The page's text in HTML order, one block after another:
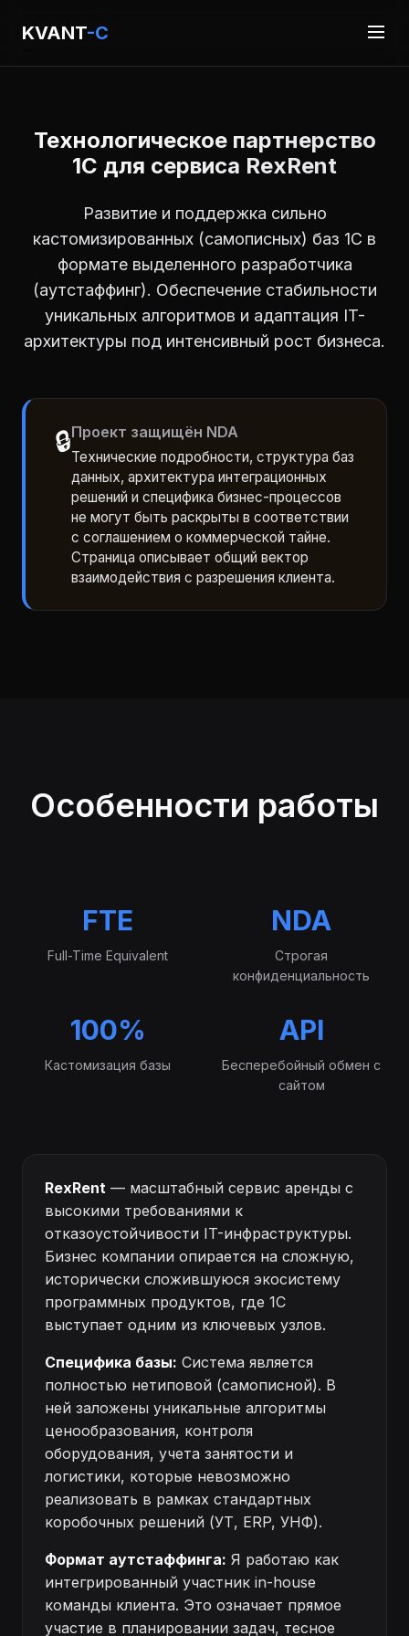
KVANT-C
Технологическое партнерство
1С для сервиса RexRent
Развитие и поддержка сильно
кастомизированных (самописных) баз 1С в
формате выделенного разработчика
(аутстаффинг). Обеспечение стабильности
уникальных алгоритмов и адаптация IT-
архитектуры под интенсивный рост бизнеса.
🔒Проект защищён NDA
Технические подробности, структура баз
данных, архитектура интеграционных
решений и специфика бизнес-процессов
не могут быть раскрыты в соответствии
с соглашением о коммерческой тайне.
Страница описывает общий вектор
взаимодействия с разрешения клиента.
Особенности работы
FTE
Full-Time Equivalent
NDA
Строгая
конфиденциальность
100%
Кастомизация базы
API
Бесперебойный обмен с
сайтом
RexRent — масштабный сервис аренды с
высокими требованиями к
отказоустойчивости IT-инфраструктуры.
Бизнес компании опирается на сложную,
исторически сложившуюся экосистему
программных продуктов, где 1С
выступает одним из ключевых узлов.
Специфика базы: Система является
полностью нетиповой (самописной). В
ней заложены уникальные алгоритмы
ценообразования, контроля
оборудования, учета занятости и
логистики, которые невозможно
реализовать в рамках стандартных
коробочных решений (УТ, ERP, УНФ).
Формат аутстаффинга: Я работаю как
интегрированный участник in-house
команды клиента. Это означает прямое
участие в планировании задач, тесное